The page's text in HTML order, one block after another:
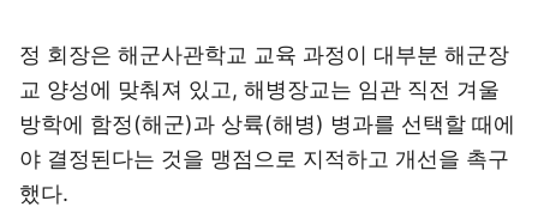
정 회장은 해군사관학교 교육 과정이 대부분 해군장
교 양성에 맞춰져 있고, 해병장교는 임관 직전 겨울
방학에 함정(해군)과 상륙(해병) 병과를 선택할 때에
야 결정된다는 것을 맹점으로 지적하고 개선을 촉구
했다.